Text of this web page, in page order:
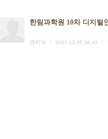
한림과학원 10차 디지털
관리자 2025.12.05 16:43